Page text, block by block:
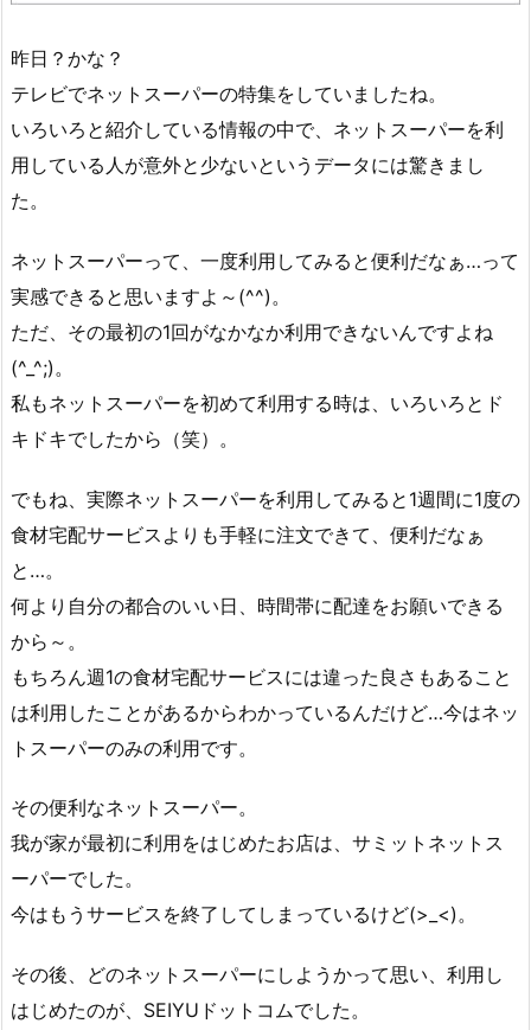
昨日？かな？
テレビでネットスーパーの特集をしていましたね。
いろいろと紹介している情報の中で、ネットスーパーを利
用している人が意外と少ないというデータには驚きまし
た。
ネットスーパーって、一度利用してみると便利だなぁ…って
実感できると思いますよ～(^^)。
ただ、その最初の1回がなかなか利用できないんですよね
(^_^;)。
私もネットスーパーを初めて利用する時は、いろいろとド
キドキでしたから（笑）。
でもね、実際ネットスーパーを利用してみると1週間に1度の
食材宅配サービスよりも手軽に注文できて、便利だなぁ
と…。
何より自分の都合のいい日、時間帯に配達をお願いできる
から～。
もちろん週1の食材宅配サービスには違った良さもあること
は利用したことがあるからわかっているんだけど…今はネッ
トスーパーのみの利用です。
その便利なネットスーパー。
我が家が最初に利用をはじめたお店は、サミットネットス
ーパーでした。
今はもうサービスを終了してしまっているけど(>_<)。
その後、どのネットスーパーにしようかって思い、利用し
はじめたのが、SEIYUドットコムでした。